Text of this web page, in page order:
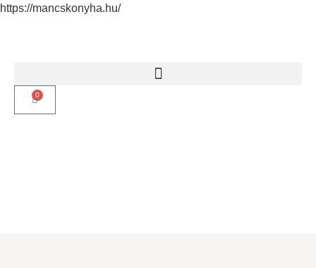
https://mancskonyha.hu/
0